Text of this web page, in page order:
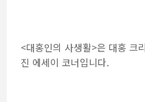
<대홍인의 사생활>은 대홍 크
진 에세이 코너입니다.